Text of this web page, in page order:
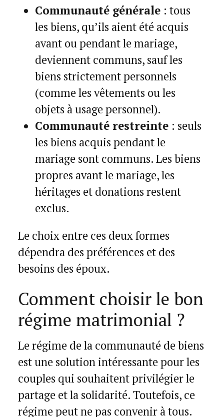
Communauté générale: tous
les biens, qu’ils aient été acquis
avant ou pendant le mariage,
deviennent communs, sauf les
biens strictement personnels
(comme les vêtements ou les
objets à usage personnel).
Communauté restreinte: seuls
les biens acquis pendant le
mariage sont communs. Les biens
propres avant le mariage, les
héritages et donations restent
exclus.
Le choix entre ces deux formes
dépendra des préférences et des
besoins des époux.
Comment choisir le bon
régime matrimonial ?
Le régime de la communauté de biens
est une solution intéressante pour les
couples qui souhaitent privilégier le
partage et la solidarité. Toutefois, ce
régime peut ne pas convenir à tous.